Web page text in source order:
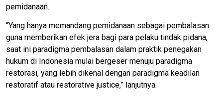
pemidanaan.
“Yang hanya memandang pemidanaan sebagai pembalasan
guna memberikan efek jera bagi para pelaku tindak pidana,
saat ini paradigma pembalasan dalam praktik penegakan
hukum di Indonesia mulai bergeser menuju paradigma
restorasi, yang lebih dikenal dengan paradigma keadilan
restoratif atau restorative justice,” lanjutnya.